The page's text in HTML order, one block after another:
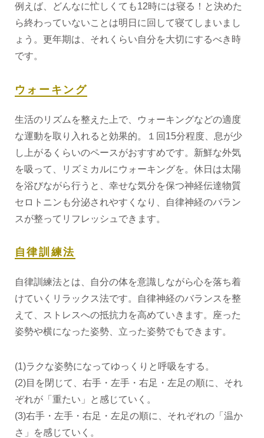
例えば、どんなに忙しくても12時には寝る！と決めた
ら終わっていないことは明日に回して寝てしまいまし
ょう。更年期は、それくらい自分を大切にするべき時
です。
ウォーキング
生活のリズムを整えた上で、ウォーキングなどの適度
な運動を取り入れると効果的。１回15分程度、息が少
し上がるくらいのペースがおすすめです。新鮮な外気
を吸って、リズミカルにウォーキングを。休日は太陽
を浴びながら行うと、幸せな気分を保つ神経伝達物質
セロトニンも分泌されやすくなり、自律神経のバラン
スが整ってリフレッシュできます。
自律訓練法
自律訓練法とは、自分の体を意識しながら心を落ち着
けていくリラックス法です。自律神経のバランスを整
えて、ストレスへの抵抗力を高めていきます。座った
姿勢や横になった姿勢、立った姿勢でもできます。
(1)ラクな姿勢になってゆっくりと呼吸をする。
(2)目を閉じて、右手・左手・右足・左足の順に、それ
ぞれが「重たい」と感じていく。
(3)右手・左手・右足・左足の順に、それぞれの「温か
さ」を感じていく。